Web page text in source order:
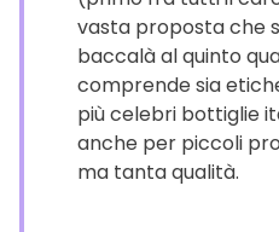
vasta proposta che
baccalà al quinto
comprende sia
più celebri bottiglie
anche per piccoli
ma tanta qualità.